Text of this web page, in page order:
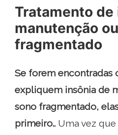
Tratamento de
manutenção
fragmentado
Se forem encontradas
expliquem insônia de
sono fragmentado,
primeiro.. Uma vez que